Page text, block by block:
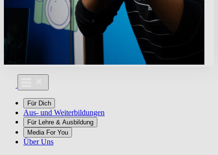
Für Dich
Aus- und Weiterbildungen
Für Lehre & Ausbildung
Media For You
Über Uns